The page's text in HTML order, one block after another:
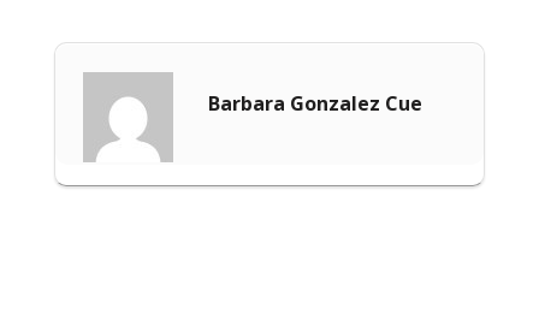
Barbara Gonzalez Cue